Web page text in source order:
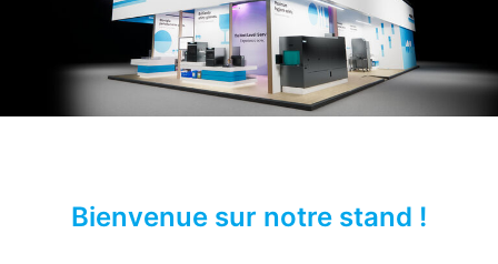
Bienvenue sur notre stand !